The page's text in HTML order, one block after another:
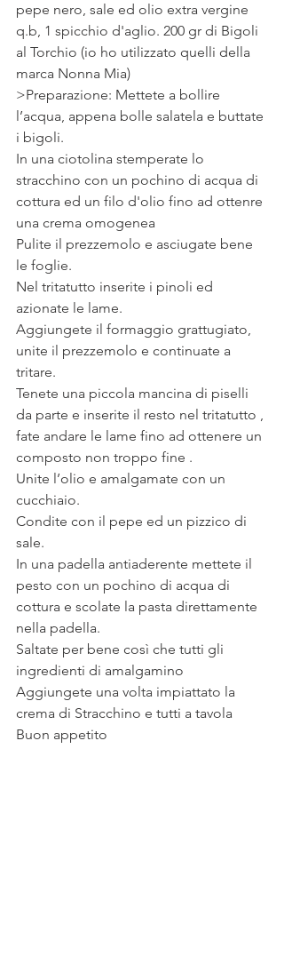
pepe nero, sale ed olio extra vergine
q.b, 1 spicchio d'aglio. 200 gr di Bigoli
al Torchio (io ho utilizzato quelli della
marca Nonna Mia)
>Preparazione: Mettete a bollire
l’acqua, appena bolle salatela e buttate
i bigoli.
In una ciotolina stemperate lo
stracchino con un pochino di acqua di
cottura ed un filo d'olio fino ad ottenre
una crema omogenea
Pulite il prezzemolo e asciugate bene
le foglie.
Nel tritatutto inserite i pinoli ed
azionate le lame.
Aggiungete il formaggio grattugiato,
unite il prezzemolo e continuate a
tritare.
Tenete una piccola mancina di piselli
da parte e inserite il resto nel tritatutto ,
fate andare le lame fino ad ottenere un
composto non troppo fine .
Unite l’olio e amalgamate con un
cucchiaio.
Condite con il pepe ed un pizzico di
sale.
In una padella antiaderente mettete il
pesto con un pochino di acqua di
cottura e scolate la pasta direttamente
nella padella.
Saltate per bene così che tutti gli
ingredienti di amalgamino
Aggiungete una volta impiattato la
crema di Stracchino e tutti a tavola
Buon appetito